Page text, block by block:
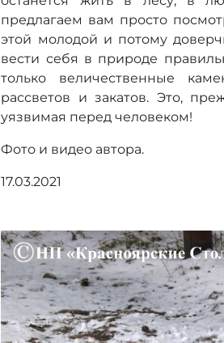
предлагаем вам просто
этой молодой и потому
вести себя в природе
только величественные
рассветов и закатов. Это,
уязвимая перед человеком!
Фото и видео автора.
17.03.2021